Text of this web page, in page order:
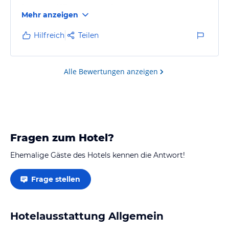
Der Weg nach klein Venedig ist sehr weit bzw. die
Lage ist schlecht!
Ich würde mir wenn ich wieder nach Mykonos
komme immer ein Hotel suchen, nah an klein
Venedig, damit man Abends zu Fuß dort hin kann!
Mehr anzeigen
Hilfreich Teilen
Alle Bewertungen anzeigen
Fragen zum Hotel?
Ehemalige Gäste des Hotels kennen die Antwort!
Frage stellen
Hotelausstattung Allgemein